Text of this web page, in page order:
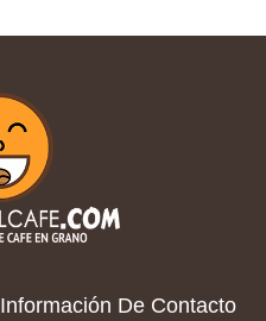
Información De Contacto